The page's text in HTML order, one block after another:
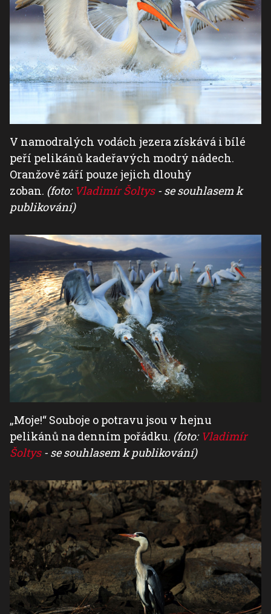
V namodralých vodách jezera získává i bílé
peří pelikánů kadeřavých modrý nádech.
Oranžově září pouze jejich dlouhý
zoban. (foto: Vladimír Šoltys- se souhlasem k
publikování)
„Moje!“ Souboje o potravu jsou v hejnu
pelikánů na denním pořádku. (foto: Vladimír
Šoltys- se souhlasem k publikování)